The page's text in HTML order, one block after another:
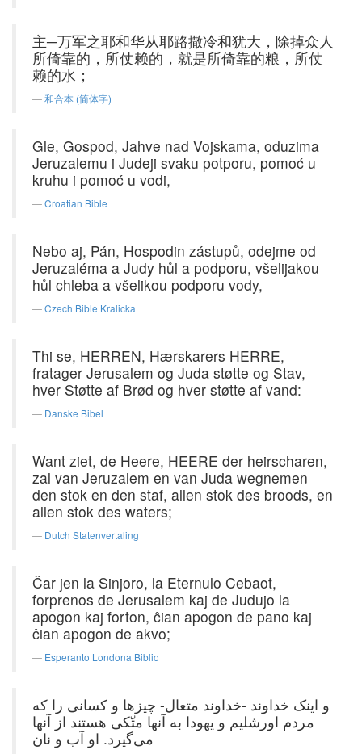
主─万军之耶和华从耶路撒冷和犹大，除掉众人
所倚靠的，所仗赖的，就是所倚靠的粮，所仗
赖的水；
和合本 (简体字)
Gle, Gospod, Jahve nad Vojskama, oduzima
Jeruzalemu i Judeji svaku potporu, pomoć u
kruhu i pomoć u vodi,
Croatian Bible
Nebo aj, Pán, Hospodin zástupů, odejme od
Jeruzaléma a Judy hůl a podporu, všelijakou
hůl chleba a všelikou podporu vody,
Czech Bible Kralicka
Thi se, HERREN, Hærskarers HERRE,
fratager Jerusalem og Juda støtte og Stav,
hver Støtte af Brød og hver støtte af vand:
Danske Bibel
Want ziet, de Heere, HEERE der heirscharen,
zal van Jeruzalem en van Juda wegnemen
den stok en den staf, allen stok des broods, en
allen stok des waters;
Dutch Statenvertaling
Ĉar jen la Sinjoro, la Eternulo Cebaot,
forprenos de Jerusalem kaj de Judujo la
apogon kaj forton, ĉian apogon de pano kaj
ĉian apogon de akvo;
Esperanto Londona Biblio
و اینک خداوند -‌خداوند متعال- چیزها و کسانی را ‌که
مردم اورشلیم و یهودا به آنها متّکی هستند از آنها
می‌گیرد. او آب و نان